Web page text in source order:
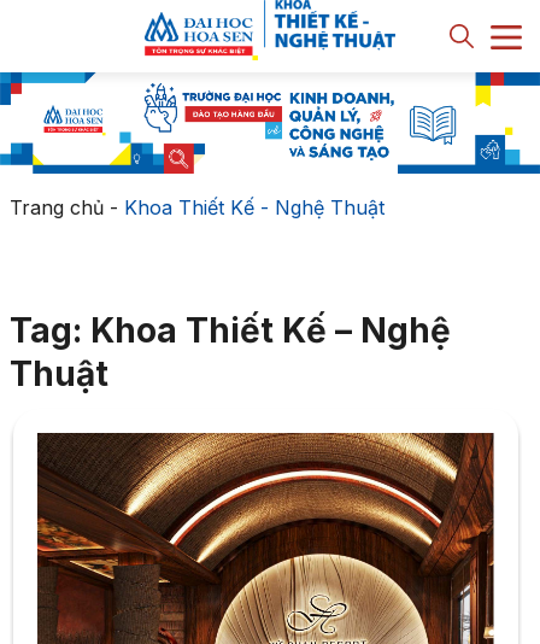
Trang chủ- Khoa Thiết Kế - Nghệ Thuật
Tag: Khoa Thiết Kế – Nghệ
Thuật